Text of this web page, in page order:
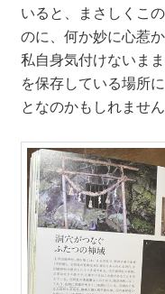
いると、まさしくこ
のに、何か妙に心惹
私自身気付けないま
を保存している場所
となのかもしれません